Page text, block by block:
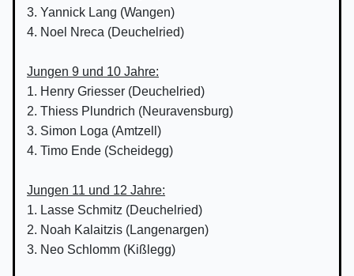
3. Yannick Lang (Wangen)
4. Noel Nreca (Deuchelried)
Jungen 9 und 10 Jahre:
1. Henry Griesser (Deuchelried)
2. Thiess Plundrich (Neuravensburg)
3. Simon Loga (Amtzell)
4. Timo Ende (Scheidegg)
Jungen 11 und 12 Jahre:
1. Lasse Schmitz (Deuchelried)
2. Noah Kalaitzis (Langenargen)
3. Neo Schlomm (Kißlegg)